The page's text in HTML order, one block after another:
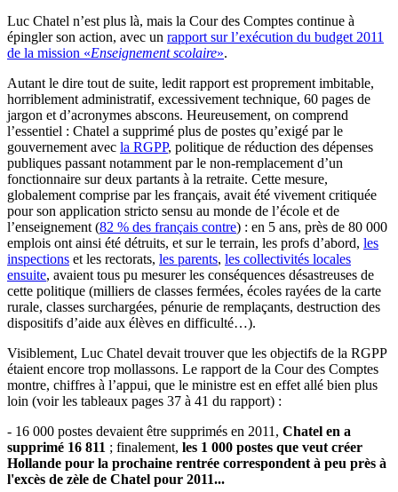
Luc Chatel n’est plus là, mais la Cour des Comptes continue à
épingler son action, avec un rapport sur l’exécution du budget 2011
de la mission «Enseignement scolaire».
Autant le dire tout de suite, ledit rapport est proprement imbitable,
horriblement administratif, excessivement technique, 60 pages de
jargon et d’acronymes abscons. Heureusement, on comprend
l’essentiel : Chatel a supprimé plus de postes qu’exigé par le
gouvernement avec la RGPP, politique de réduction des dépenses
publiques passant notamment par le non-remplacement d’un
fonctionnaire sur deux partants à la retraite. Cette mesure,
globalement comprise par les français, avait été vivement critiquée
pour son application stricto sensu au monde de l’école et de
l’enseignement (82 % des français contre) : en 5 ans, près de 80 000
emplois ont ainsi été détruits, et sur le terrain, les profs d’abord, les
inspections et les rectorats, les parents, les collectivités locales
ensuite, avaient tous pu mesurer les conséquences désastreuses de
cette politique (milliers de classes fermées, écoles rayées de la carte
rurale, classes surchargées, pénurie de remplaçants, destruction des
dispositifs d’aide aux élèves en difficulté…).
Visiblement, Luc Chatel devait trouver que les objectifs de la RGPP
étaient encore trop mollassons. Le rapport de la Cour des Comptes
montre, chiffres à l’appui, que le ministre est en effet allé bien plus
loin (voir les tableaux pages 37 à 41 du rapport) :
- 16 000 postes devaient être supprimés en 2011, Chatel en a
supprimé 16 811 ; finalement, les 1 000 postes que veut créer
Hollande pour la prochaine rentrée correspondent à peu près à
l'excès de zèle de Chatel pour 2011...